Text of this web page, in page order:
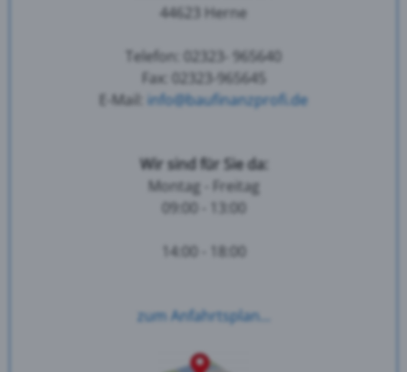
44623 Herne
Telefon: 02323- 965640
Fax: 02323-965645
E-Mail: info@baufinanzprofi.de
Wir sind für Sie da:
Montag - Freitag
09:00 - 13:00
14:00 - 18:00
zum Anfahrtsplan...